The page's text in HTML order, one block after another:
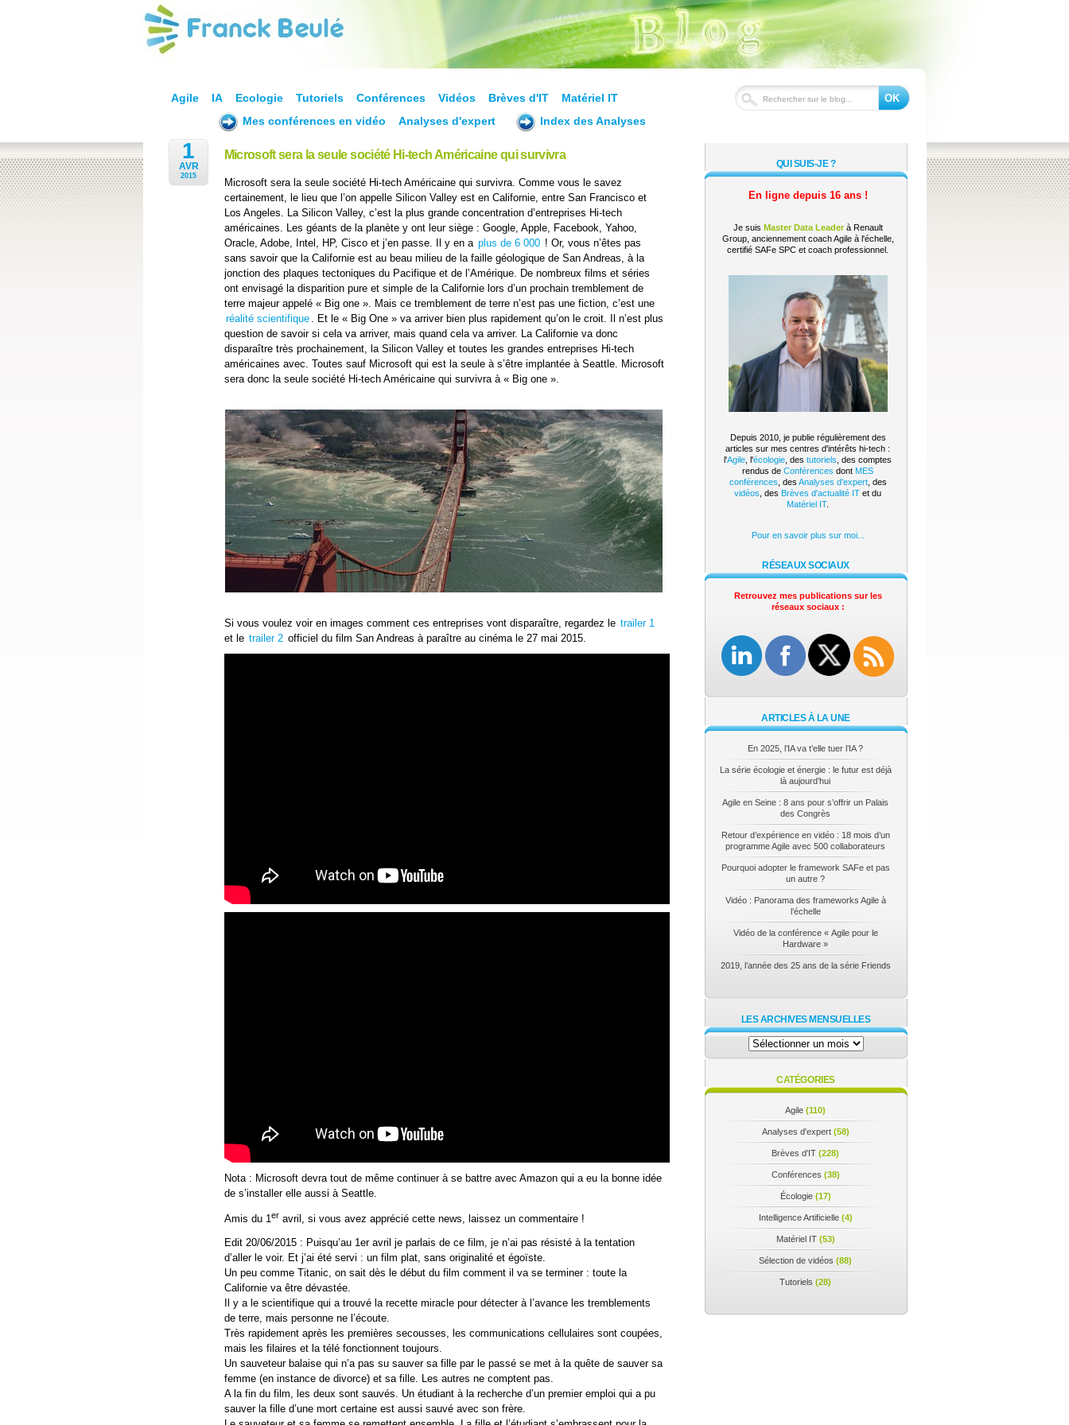
Agile IA Ecologie Tutoriels Conférences Vidéos Brèves d'IT
Matériel IT
Mes conférences en vidéo
Analyses d'expert Index des Analyses
OK
1
AVR
2015
Microsoft sera la seule société Hi-tech Américaine qui survivra
Microsoft sera la seule société Hi-tech Américaine qui survivra. Comme vous le savez
certainement, le lieu que l’on appelle Silicon Valley est en Californie, entre San Francisco et
Los Angeles. La Silicon Valley, c’est la plus grande concentration d’entreprises Hi-tech
américaines. Les géants de la planète y ont leur siège : Google, Apple, Facebook, Yahoo,
Oracle, Adobe, Intel, HP, Cisco et j’en passe. Il y en a plus de 6 000 ! Or, vous n’êtes pas
sans savoir que la Californie est au beau milieu de la faille géologique de San Andreas, à la
jonction des plaques tectoniques du Pacifique et de l’Amérique. De nombreux films et séries
ont envisagé la disparition pure et simple de la Californie lors d’un prochain tremblement de
terre majeur appelé « Big one ». Mais ce tremblement de terre n’est pas une fiction, c’est une
réalité scientifique . Et le « Big One » va arriver bien plus rapidement qu’on le croit. Il n’est plus
question de savoir si cela va arriver, mais quand cela va arriver. La Californie va donc
disparaître très prochainement, la Silicon Valley et toutes les grandes entreprises Hi-tech
américaines avec. Toutes sauf Microsoft qui est la seule à s’être implantée à Seattle. Microsoft
sera donc la seule société Hi-tech Américaine qui survivra à « Big one ».
Si vous voulez voir en images comment ces entreprises vont disparaître, regardez le trailer 1
et le trailer 2 officiel du film San Andreas à paraître au cinéma le 27 mai 2015.
Nota : Microsoft devra tout de même continuer à se battre avec Amazon qui a eu la bonne idée
de s’installer elle aussi à Seattle.
Amis du 1er avril, si vous avez apprécié cette news, laissez un commentaire !
Edit 20/06/2015 : Puisqu’au 1er avril je parlais de ce film, je n’ai pas résisté à la tentation
d’aller le voir. Et j’ai été servi : un film plat, sans originalité et égoïste.
Un peu comme Titanic, on sait dès le début du film comment il va se terminer : toute la
Californie va être dévastée.
Il y a le scientifique qui a trouvé la recette miracle pour détecter à l’avance les tremblements
de terre, mais personne ne l’écoute.
Très rapidement après les premières secousses, les communications cellulaires sont coupées,
mais les filaires et la télé fonctionnent toujours.
Un sauveteur balaise qui n’a pas su sauver sa fille par le passé se met à la quête de sauver sa
femme (en instance de divorce) et sa fille. Les autres ne comptent pas.
A la fin du film, les deux sont sauvés. Un étudiant à la recherche d’un premier emploi qui a pu
sauver la fille d’une mort certaine est aussi sauvé avec son frère.
QUI SUIS-JE ?
En ligne depuis 16 ans !
Je suis Master Data Leaderà Renault
Group, anciennement coach Agile à l'échelle,
certifié SAFe SPC et coach professionnel.
Depuis 2010, je publie régulièrement des
articles sur mes centres d'intérêts hi-tech :
l'Agile , l'écologie , des tutoriels , des comptes
rendus de Conférences dont MES
conférences , des Analyses d'expert, des
vidéos , des Brèves d'actualité IT et du
Matériel IT.
Pour en savoir plus sur moi...
RÉSEAUX SOCIAUX
Retrouvez mes publications sur les
réseaux sociaux :
ARTICLES À LA UNE
En 2025, l’IA va t’elle tuer l’IA ?
La série écologie et énergie : le futur est déjà
là aujourd’hui
Agile en Seine : 8 ans pour s’offrir un Palais
des Congrès
Retour d’expérience en vidéo : 18 mois d’un
programme Agile avec 500 collaborateurs
Pourquoi adopter le framework SAFe et pas
un autre ?
Vidéo : Panorama des frameworks Agile à
l’échelle
Vidéo de la conférence « Agile pour le
Hardware »
2019, l’année des 25 ans de la série Friends
LES ARCHIVES MENSUELLES
Les
archives
CATÉGORIES
Agile (110)
Analyses d'expert(58)
Brèves d'IT (228)
Conférences (38)
Écologie(17)
Intelligence Artificielle(4)
Matériel IT(53)
Sélection de vidéos (88)
Tutoriels (28)